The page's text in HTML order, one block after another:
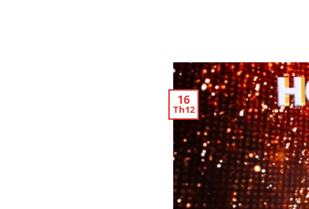
16
Th12